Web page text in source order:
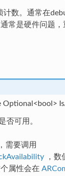
计数。通常在
常是硬件问题
Optional<bool>
否可用。
需要调用
，数
属性会在